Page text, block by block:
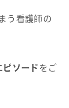
う看護師の
ピソード をご